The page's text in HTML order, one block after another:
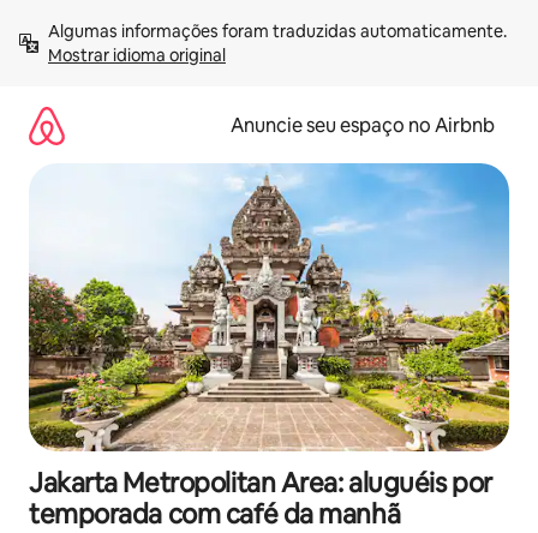
para
Mostrar idioma original
Anuncie seu espaço no Airbnb
Jakarta Metropolitan Area: aluguéis por
temporada com café da manhã